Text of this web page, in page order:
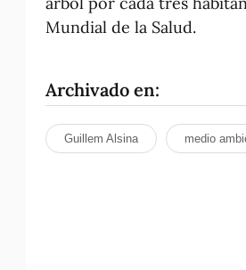
Mundial de la Salud.
Archivado en:
Guillem Alsina medio